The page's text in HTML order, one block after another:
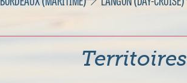
Territoires